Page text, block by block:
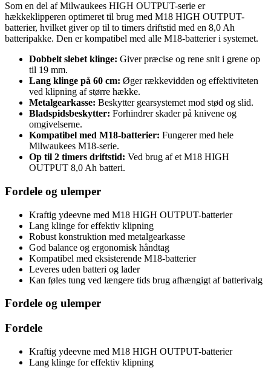
Som en del af Milwaukees HIGH OUTPUT-serie er
hækkeklipperen optimeret til brug med M18 HIGH OUTPUT-
batterier, hvilket giver op til to timers driftstid med en 8,0 Ah
batteripakke. Den er kompatibel med alle M18-batterier i systemet.
Dobbelt slebet klinge: Giver præcise og rene snit i grene op
til 19 mm.
Lang klinge på 60 cm: Øger rækkevidden og effektiviteten
ved klipning af større hække.
Metalgearkasse: Beskytter gearsystemet mod stød og slid.
Bladspidsbeskytter: Forhindrer skader på knivene og
omgivelserne.
Kompatibel med M18-batterier: Fungerer med hele
Milwaukees M18-serie.
Op til 2 timers driftstid: Ved brug af et M18 HIGH
OUTPUT 8,0 Ah batteri.
Fordele og ulemper
Kraftig ydeevne med M18 HIGH OUTPUT-batterier
Lang klinge for effektiv klipning
Robust konstruktion med metalgearkasse
God balance og ergonomisk håndtag
Kompatibel med eksisterende M18-batterier
Leveres uden batteri og lader
Kan føles tung ved længere tids brug afhængigt af batterivalg
Fordele og ulemper
Fordele
Kraftig ydeevne med M18 HIGH OUTPUT-batterier
Lang klinge for effektiv klipning